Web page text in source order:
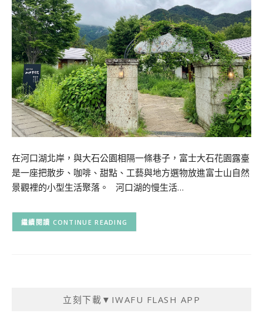
在河口湖北岸，與大石公園相隔一條巷子，富士大石花園露臺
是一座把散步、咖啡、甜點、工藝與地方選物放進富士山自然
景觀裡的小型生活聚落。 河口湖的慢生活…
CONTINUE READING
立刻下載▼IWAFU FLASH APP